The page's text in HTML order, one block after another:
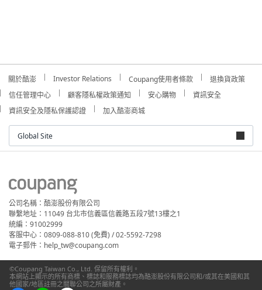
關於酷澎 Investor Relations Coupang使用者條款
退換貨政策
信任管理中心
顧客隱私權政策通知 安心購物
資訊安全
資訊安全及隱私保護認證
加入酷澎商城
Global Site
公司名稱：酷澎股份有限公司
聯繫地址：11049 台北市信義區信義路五段7號13樓之1
統編：91002999
客服中心：0809-088-810 (免費) / 02-5592-7298
電子郵件：help_tw@coupang.com
©Coupang Taiwan Co., Ltd. 保留所有權利。
本網站上顯示的所有商標、標誌和服務標誌均為酷澎股份有限公司和/或其在美國和其
他國家/地區註冊之關聯公司之所屬財產。